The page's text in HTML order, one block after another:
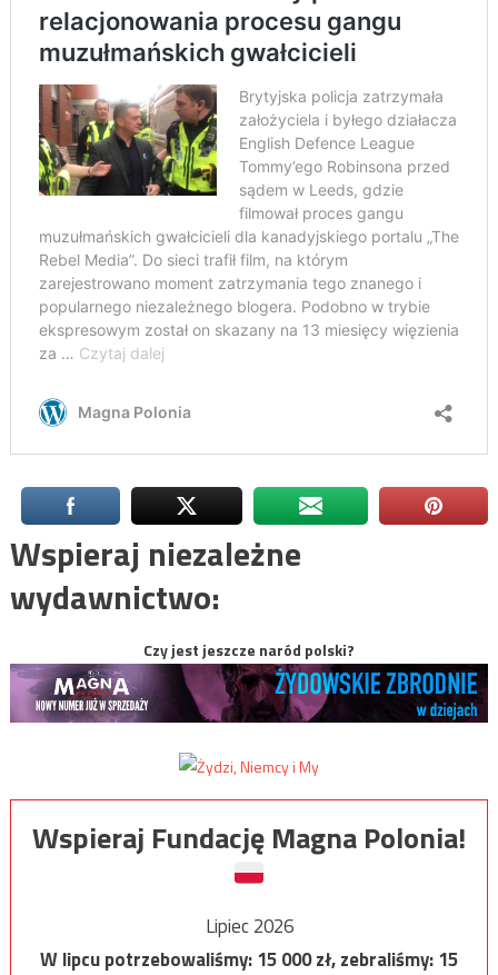
Wspieraj niezależne
wydawnictwo:
Czy jest jeszcze naród polski?
Wspieraj Fundację Magna Polonia!
Lipiec 2026
W lipcu potrzebowaliśmy:15 000zł, zebraliśmy:15